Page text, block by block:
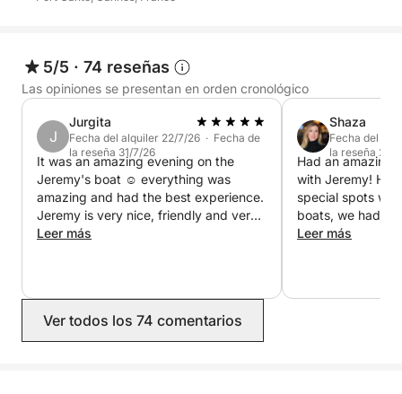
🛟 Equipo a bordo: barbacoa, paddle surf, aletas,
máscara, tubo de snorkel y flotador.
Para cualquier pregunta o más información,
contáctenme por mensaje privado en Click&Boat.
¡Nos vemos pronto para una maravillosa aventura en
el mar!
5/5 · 74 reseñas
Las opiniones se presentan en orden cronológico
J
Jurgita
Fecha del alquiler 22/7/26 · Fecha de
la reseña 31/7/26
It was an amazing evening on the
Jeremy's boat ☺️ everything was
amazing and had the best experience.
Jeremy is very nice, friendly and very
welcoming. Thank you
Leer más
Shaza
Fecha del
la reseña 21/
Had an amazing
with Jeremy! He took me to some
special spots
boats, we had
highly
Leer más
Ver todos los 74 comentarios